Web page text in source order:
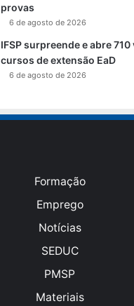
provas
6 de agosto de 2026
IFSP surpreende e abre 710
cursos de extensão EaD
6 de agosto de 2026
Formação
Emprego
Notícias
SEDUC
PMSP
Materiais